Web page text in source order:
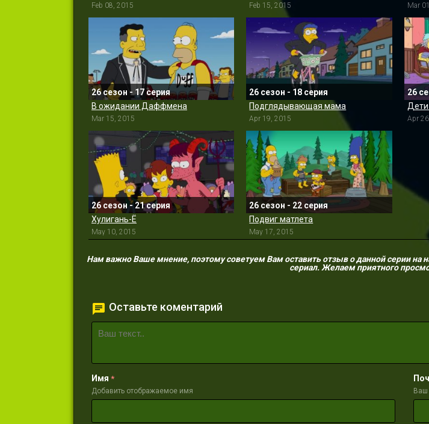
Feb 08, 2015 Feb 15, 2015 Mar
26 сезон - 17 серия
В ожидании Даффмена
Mar 15, 2015
26 сезон - 18 серия
Подглядывающая мама
Apr 19, 2015
26
Дети
Apr
26 сезон - 21 серия
Хулигань-Ё
May 10, 2015
26 сезон - 22 серия
Подвиг матлета
May 17, 2015
Нам важно Ваше мнение, поэтому советуем Вам оставить отзыв о данной серии на
сериал. Желаем приятного
Оставьте коментарий
Имя *
Добавить отображаемое имя Ваш